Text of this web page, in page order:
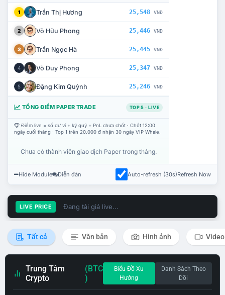
1 Trần Thị Hương 25,548 VNĐ
2 Võ Hữu Phong 25,446 VNĐ
3 Trần Ngọc Hà 25,445 VNĐ
4 Võ Duy Phong 25,347 VNĐ
5 Đặng Kim Quỳnh 25,246 VNĐ
TỔNG ĐIỂM PAPER TRADE TOP 5 · LIVE
Điểm live = số dư ví + ký quỹ + PnL chưa chốt · Chốt 12:00
ngày cuối tháng · Top 1 trên 20.000 đ nhận 30 ngày VIP Whale.
Chưa có thành viên giao dịch Paper trong tháng.
Hide Module Diễn đàn Auto-refresh (30s)Refresh Now
LIVE PRICE Đang tải giá live...
Tất cả Văn bản Hình ảnh Video
Trung Tâm
Crypto
(BTC
)
Biểu Đồ Xu
Hướng
Danh Sách Theo
Dõi